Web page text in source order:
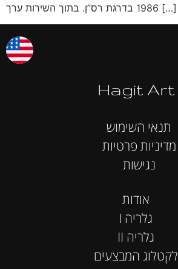
1986 בדרגת רס”ן. בתוך השירות ערך […]
Hagit Art
אודות
I גלריה
II גלריה
לקטלוג המבצעים
תנאי השימוש
מדיניות פרטיות
נגישות